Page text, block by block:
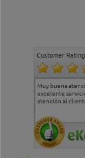
Customer Rating
Muy buena
excelente
atención al